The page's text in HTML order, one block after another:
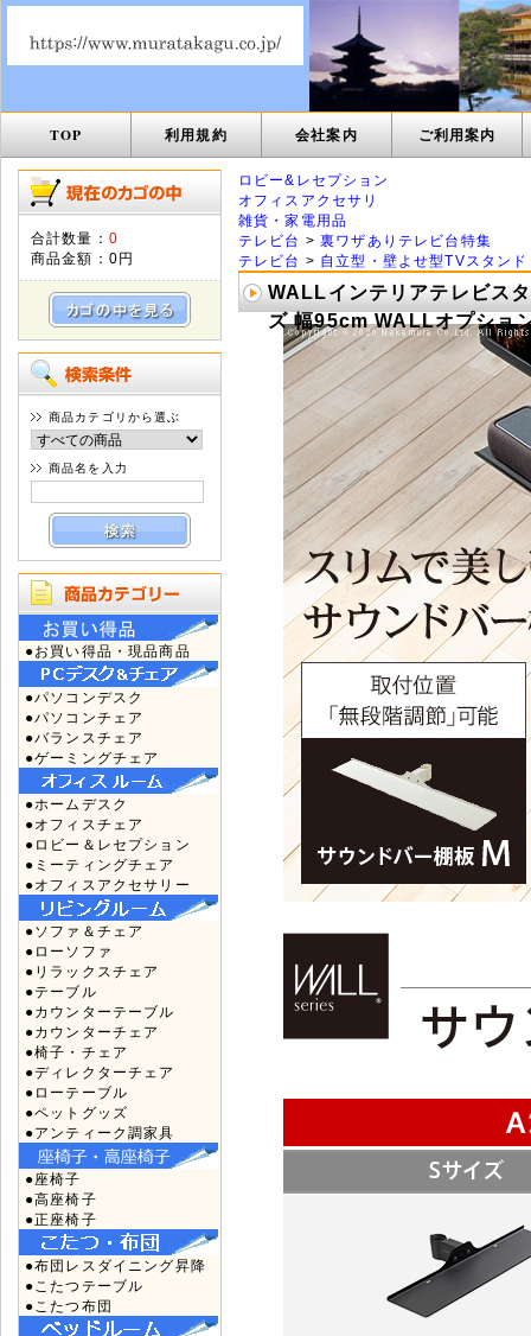
TOP 利用規約 会社案内 ご利用案内
合計数量： 0
商品金額： 0円
商品カテゴリから選ぶ
商品名を入力
●お買い得品・現品商品
●パソコンデスク
●パソコンチェア
●バランスチェア
●ゲーミングチェア
●ホームデスク
●オフィスチェア
●ロビー＆レセプション
●ミーティングチェア
●オフィスアクセサリー
●ソファ＆チェア
●ローソファ
●リラックスチェア
●テーブル
●カウンターテーブル
●カウンターチェア
●椅子・チェア
●ディレクターチェア
●ローテーブル
●ペットグッズ
●アンティーク調家具
●座椅子
●高座椅子
●正座椅子
●布団レスダイニング昇降
●こたつテーブル
●こたつ布団
ロビー&レセプション
オフィスアクセサリ
雑貨・家電用品
テレビ台 >裏ワザありテレビ台特集
テレビ台 > 自立型・壁よせ型TVスタンド
WALLインテリアテレビス
ズ 幅95cm WALLオプショ